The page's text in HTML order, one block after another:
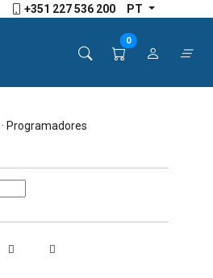
+351 227 536 200 PT
0
· Programadores